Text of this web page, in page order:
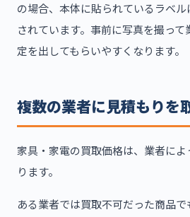
の場合、本体に貼られているラベ
されています。事前に写真を撮っ
定を出してもらいやすくなります。
複数の業者に見積もりを
家具・家電の買取価格は、業者に
ります。
ある業者では買取不可だった商品